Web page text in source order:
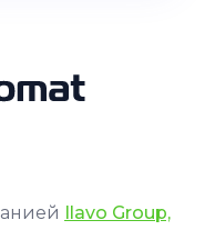
Ilavo Group,